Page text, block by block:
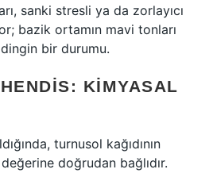
sanki stresli ya da zorlayıcı
bazik ortamın mavi tonları
bir durumu.
KIMYASAL
turnusol kağıdının
doğrudan bağlıdır.